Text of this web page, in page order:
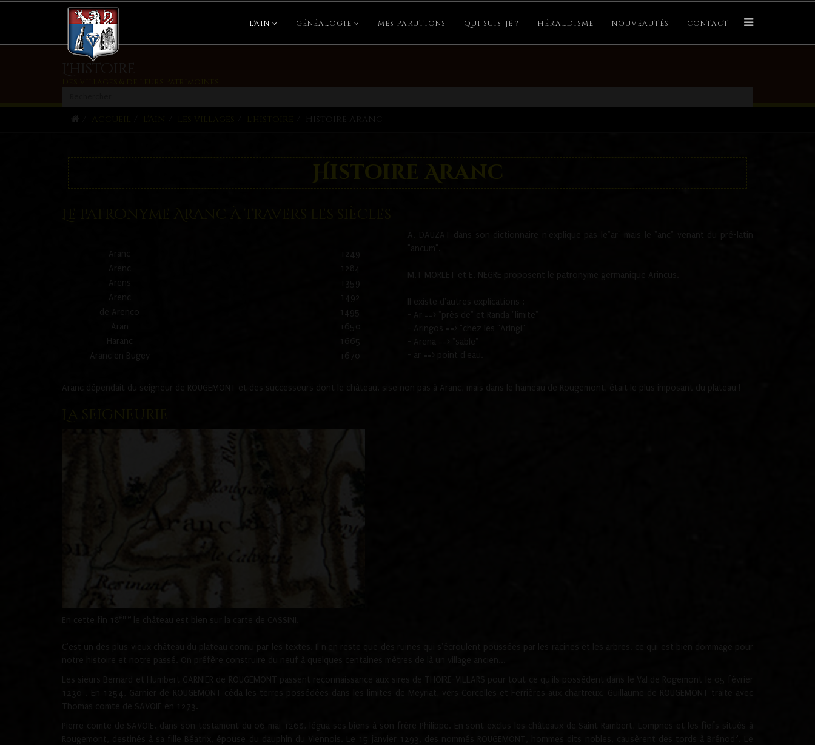
L'AIN GÉNÉALOGIE MES PARUTIONS QUI SUIS-JE ? HÉRALDISME NOUVEAUTÉS CONTACT
L'histoire
Histoire Aranc
Histoire Aranc
Aranc
1249
Arenc
1284
Arens
1359
Arenc
1492
de Arenco
1495
Aran
1650
Haranc
Aranc en Bugey
1670
A. DAUZAT dans son dictionnaire n'explique pas le"ar" mais le "anc" venant du pré-latin
"ancum".
M.T MORLET et E. NEGRE proposent le patronyme germanique Arincus.
Il existe d'autres explications :
- Ar ==> "près de" et Randa "limite"
- Aringos ==> "chez les "Aringi"
- Arena ==> "sable"
Aranc dépendait du seigneur de ROUGEMONT et des successeurs dont le château, sise non pas à Aranc, mais dans le hameau de Rougemont, était le plus imposant du plateau !
En cette fin 18 le château est bien sur la carte de CASSINI.
C'est un des plus vieux château du plateau connu par les textes. Il n'en reste que des ruines qui s'écroulent poussées par les racines et les arbres, ce qui est bien dommage pour
notre histoire et notre passé. On préfère construire du neuf à quelques centaines mètres de là un village ancien...
Les sieurs Bernard et Humbert GARNIER de ROUGEMONT passent reconnaissance aux sires de THOIRE-VILLARS pour tout ce qu'ils possèdent dans le Val de Rogemont le 05 février
1230
. En 1254, Garnier de ROUGEMONT céda les terres possédées dans les limites de Meyriat, vers Corcelles et Ferrières aux chartreux. Guillaume de ROUGEMONT traite avec
Thomas comte de SAVOIE en 1273.
Pierre comte de SAVOIE, dans son testament du 06 mai 1268, légua ses biens à son frère Philippe. En sont exclus les châteaux de Saint Rambert, Lompnes et les fiefs situés à
Rougemont, destinés à sa fille Béatrix, épouse du dauphin du Viennois. Le 15 janvier 1293, des nommés ROUGEMONT, hommes dits nobles, causèrent des tords à Brénod